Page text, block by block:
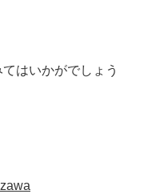
はいかがでしょう